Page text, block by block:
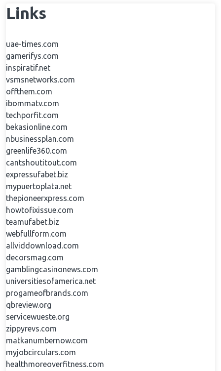
Links
uae-times.com
gamerifys.com
inspiratif.net
vsmsnetworks.com
offthem.com
ibommatv.com
techporfit.com
bekasionline.com
nbusinessplan.com
greenlife360.com
cantshoutitout.com
expressufabet.biz
mypuertoplata.net
thepioneerxpress.com
howtofixissue.com
teamufabet.biz
webfullform.com
allviddownload.com
decorsmag.com
gamblingcasinonews.com
universitiesofamerica.net
progameofbrands.com
qbreview.org
servicewueste.org
zippyrevs.com
matkanumbernow.com
myjobcirculars.com
healthmoreoverfitness.com